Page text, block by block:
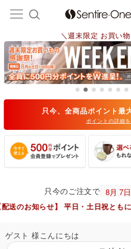
＼週末限定 お買い
只今、全商品ポイント最
ポイントの詳細
只今のご注文で
】 平日・土日祝ともに午後16時迄
ゲスト 様こんにちは